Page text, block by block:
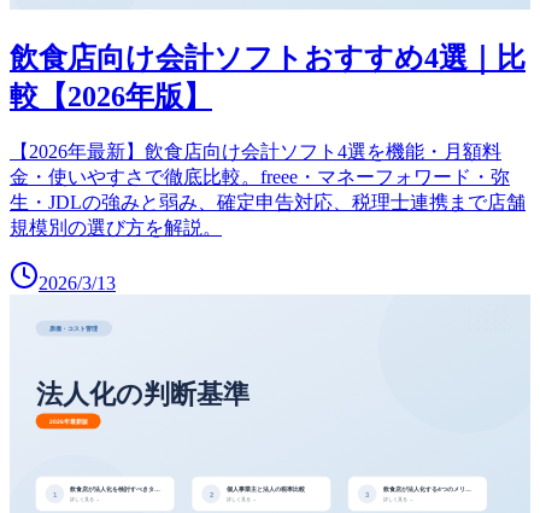
飲食店向け会計ソフトおすすめ4選｜比
較【2026年版】
【2026年最新】飲食店向け会計ソフト4選を機能・月額料
金・使いやすさで徹底比較。freee・マネーフォワード・弥
生・JDLの強みと弱み、確定申告対応、税理士連携まで店舗
規模別の選び方を解説。
2026/3/13